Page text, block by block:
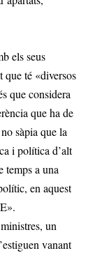
els seus
que té «diversos
que considera
que ha de
sàpia que la
i política d’alt
temps a una
en aquest
un
vanant